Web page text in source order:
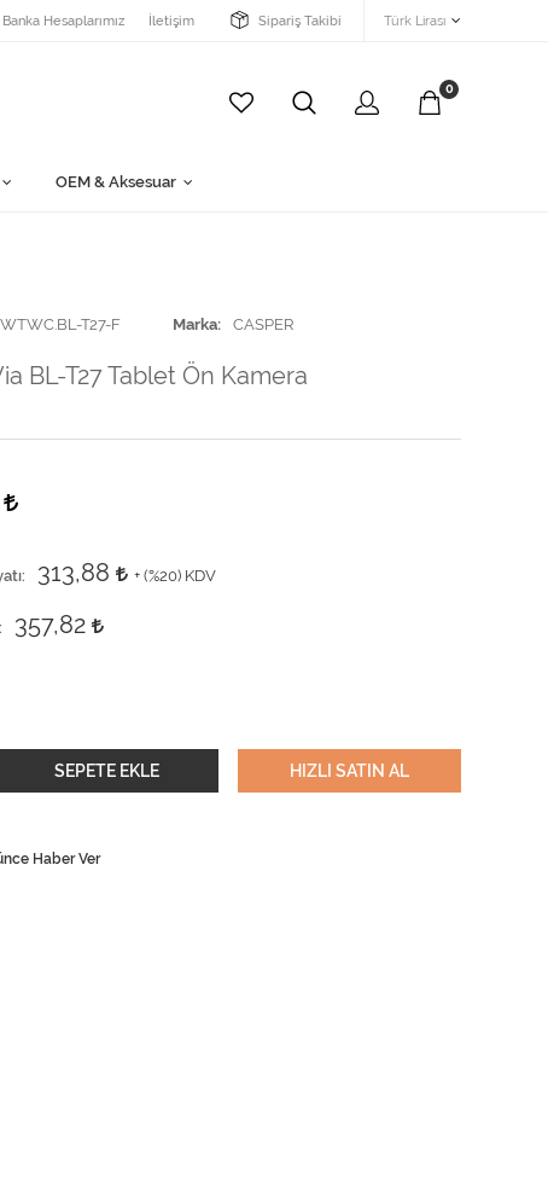
Türk Lirası
Banka Hesaplarımız İletişim Sipariş Takibi
0
OEM & Aksesuar
WTWC.BL-T27-F Marka CASPER
BL-T27 Tablet Ön Kamera
313,88 + (%20) KDV
357,82
SEPETE EKLE HIZLI SATIN AL
Haber Ver